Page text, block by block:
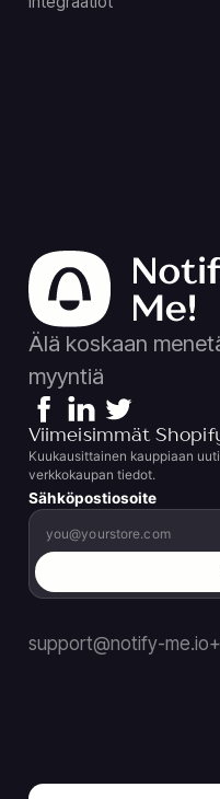
Älä koskaan
myyntiä
Viimeisimmät
Kuukausittainen kauppiaan
verkkokaupan tiedot.
Sähköpostiosoite
support@notify-me.io